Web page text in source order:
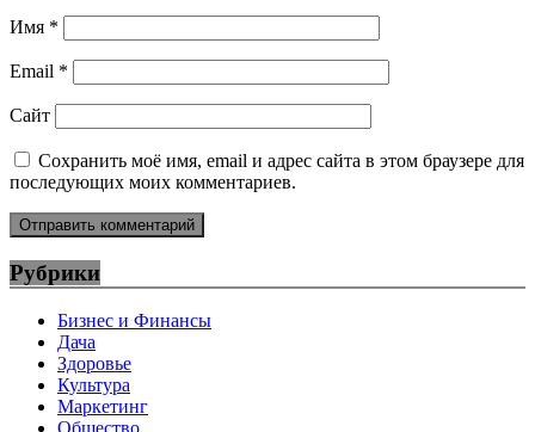
Имя *
Email *
Сайт
Сохранить моё имя, email и адрес сайта в этом браузере для
последующих моих комментариев.
Рубрики
Бизнес и Финансы
Дача
Здоровье
Культура
Маркетинг